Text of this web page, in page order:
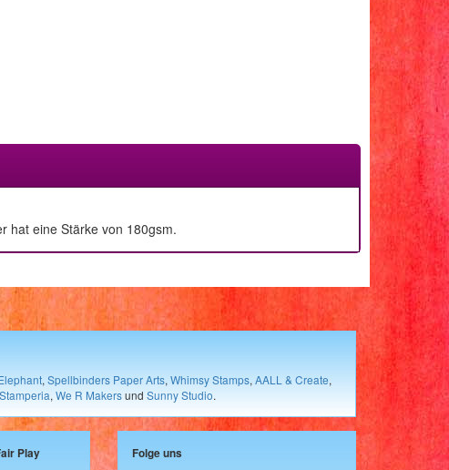
hat eine Stärke von 180gsm.
, Spellbinders Paper Arts, Whimsy Stamps, AALL & Create,
Stamperia, We R Makersund Sunny Studio.
Play
Folge uns